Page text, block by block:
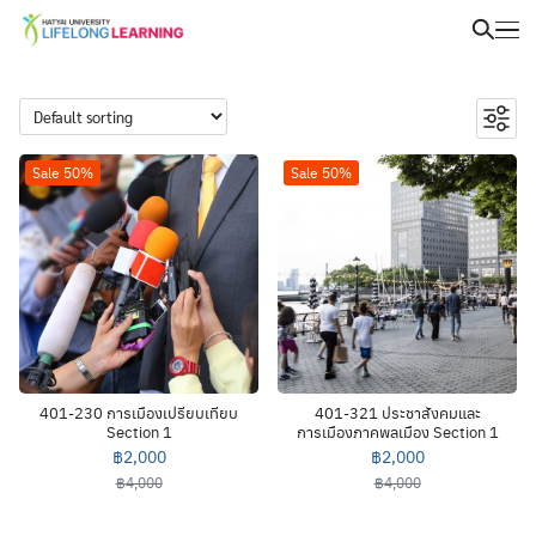
Sale 50%
401-230 การเมืองเปรียบเทียบ
Section 1
฿4,000
฿2,000
Sale 50%
401-321 ประชาสังคมและ
การเมืองภาคพลเมือง Section 1
฿4,000
฿2,000